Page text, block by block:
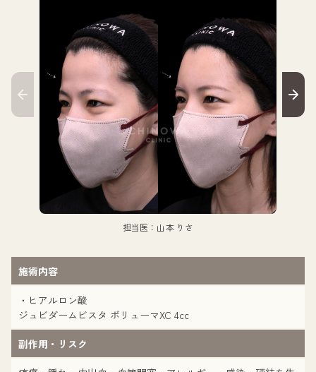
担当医：山本 りさ
施術内容
・ヒアルロン酸
ジュビダームビスタ ボリューマXC 4cc
副作用・リスク